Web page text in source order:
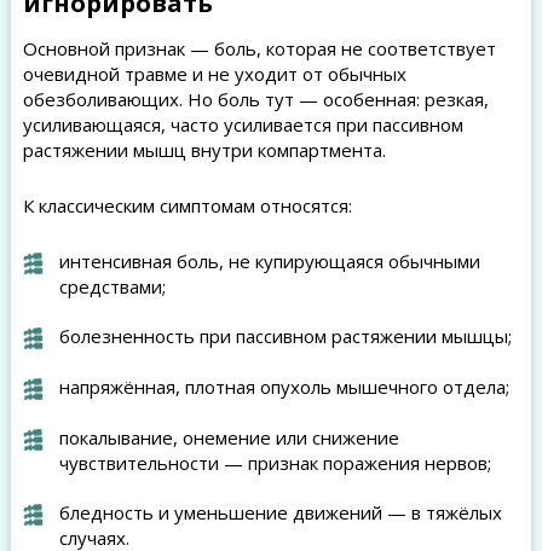
Основной признак — боль, которая не соответствует
очевидной травме и не уходит от обычных
обезболивающих. Но боль тут — особенная: резкая,
усиливающаяся, часто усиливается при пассивном
растяжении мышц внутри компартмента.
К классическим симптомам относятся:
интенсивная боль, не купирующаяся обычными
средствами;
болезненность при пассивном растяжении мышцы;
напряжённая, плотная опухоль мышечного отдела;
покалывание, онемение или снижение
чувствительности — признак поражения нервов;
бледность и уменьшение движений — в тяжёлых
случаях.